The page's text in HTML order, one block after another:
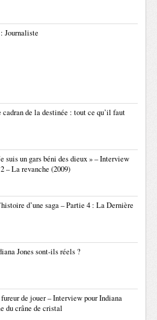
Journaliste
cadran de la destinée : tout ce qu’il faut
suis un gars béni des dieux » – Interview
– La revanche (2009)
d’une saga – Partie 4 : La Dernière
Jones sont-ils réels ?
de jouer – Interview pour Indiana
du crâne de cristal